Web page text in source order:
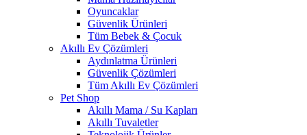
Oyuncaklar
Güvenlik Ürünleri
Tüm Bebek & Çocuk
Akıllı Ev Çözümleri
Aydınlatma Ürünleri
Güvenlik Çözümleri
Tüm Akıllı Ev Çözümleri
Pet Shop
Akıllı Mama / Su Kapları
Akıllı Tuvaletler